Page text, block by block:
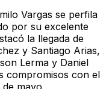
Vargas se perfila
por su excelente
la llegada de
y Santiago Arias,
Lerma y Daniel
compromisos con el